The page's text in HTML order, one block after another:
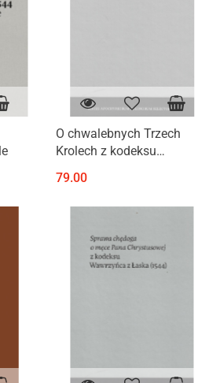
O chwalebnych Trzech
Krolech z kodeksu
- Joannes de Hildesheim
79.00